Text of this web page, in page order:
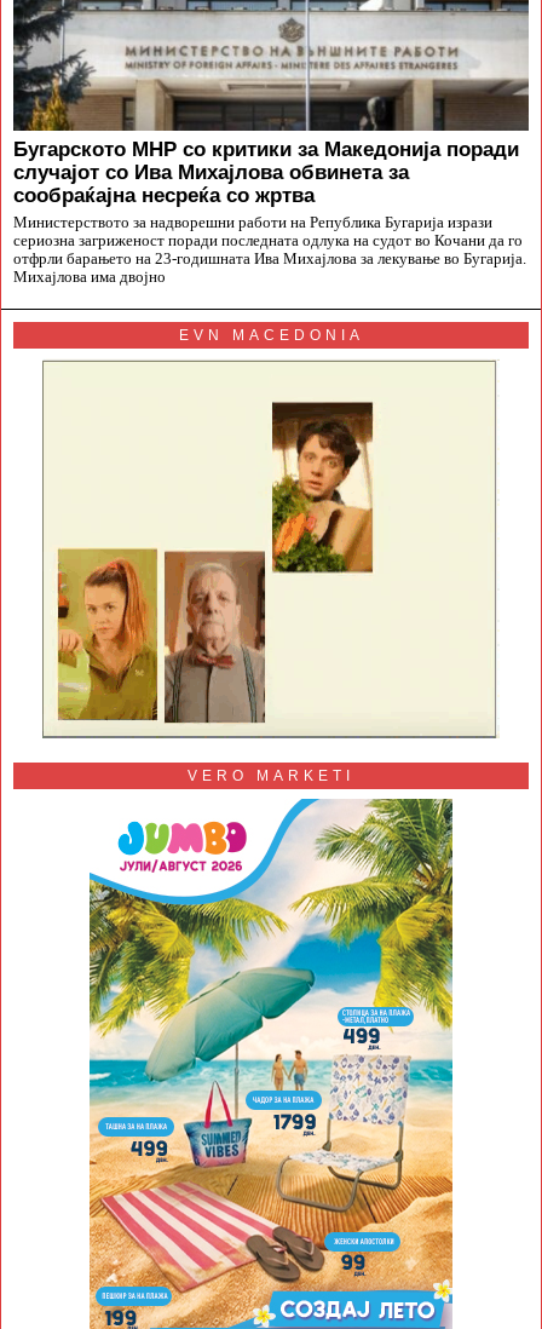
Бугарското МНР со критики за Македонија поради
случајот со Ива Михајлова обвинета за
сообраќајна несреќа со жртва
Министерството за надворешни работи на Република Бугарија изрази
сериозна загриженост поради последната одлука на судот во Кочани да го
отфрли барањето на 23-годишната Ива Михајлова за лекување во Бугарија.
Михајлова има двојно
EVN MACEDONIA
VERO MARKETI